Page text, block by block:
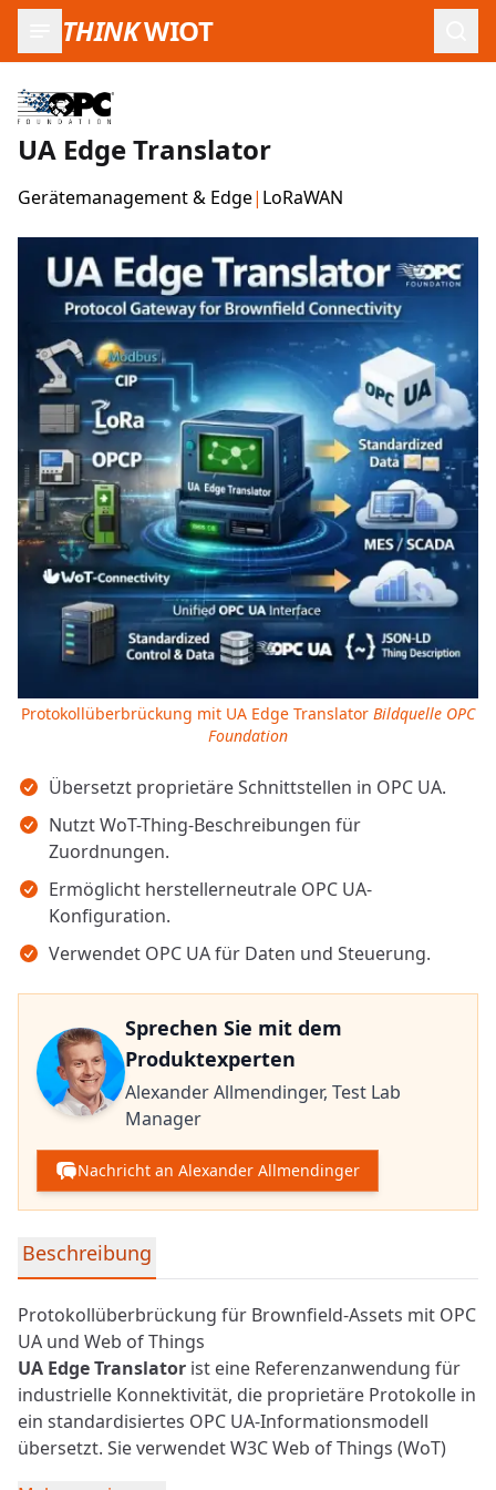
THINKWIOT
UA Edge Translator
Gerätemanagement & Edge| LoRaWAN
Wichtigste Erkenntnisse
Übersetzt proprietäre Schnittstellen in OPC UA.
Nutzt WoT-Thing-Beschreibungen für
Zuordnungen.
Ermöglicht herstellerneutrale OPC UA-
Konfiguration.
Verwendet OPC UA für Daten und Steuerung.
Sprechen Sie mit dem
Produktexperten
Alexander Allmendinger, Test Lab
Manager
Nachricht an Alexander Allmendinger
Detaillierte Produktinformationen
Beschreibung
Protokollüberbrückung für Brownfield-Assets mit OPC
UA und Web of Things
UA Edge Translator ist eine Referenzanwendung für
industrielle Konnektivität, die proprietäre Protokolle in
ein standardisiertes OPC UA-Informationsmodell
übersetzt. Sie verwendet W3C Web of Things (WoT)
Produktbilder
Protokollüberbrückung mit UA Edge Translator Bildquelle OPC
Foundation